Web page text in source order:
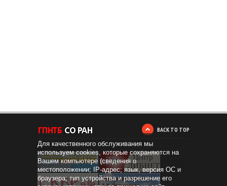
BACK TO TOP
Для качественного обслуживания мы
используем cookies, которые сохраняются на
Вашем компьютере (сведения о
местоположении; IP-адрес; язык, версия ОС и
браузера; тип устройства и разрешение его